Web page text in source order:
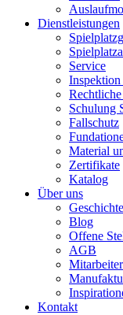
Dienstleistungen
Service
Schulung
Fallschutz
Material
Zertifikate
Katalog
Über uns
Geschichte
Blog
Offene
AGB
Mitarbeiter
Kontakt